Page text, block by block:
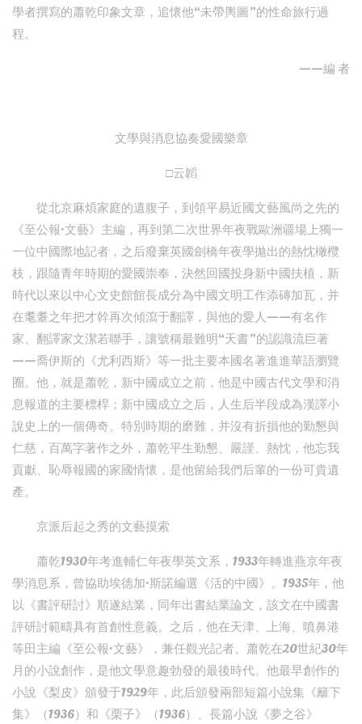
學者撰寫的蕭乾印象文章，追懷他“未帶輿圖”的性命旅行過
程。
——編 者
文學與消息協奏愛國樂章
□云韜
從北京麻煩家庭的遺腹子，到領平易近國文藝風尚之先的
《至公報·文藝》主編，再到第二次世界年夜戰歐洲疆場上獨一
一位中國際地記者，之后廢棄英國劍橋年夜學拋出的熱忱橄欖
枝，跟隨青年時期的愛國崇奉，決然回國投身新中國扶植，新
時代以來以中心文史館館長成分為中國文明工作添磚加瓦，并
在耄耋之年把才幹再次傾瀉于翻譯，與他的愛人——有名作
家、翻譯家文潔若聯手，讓號稱最難明“天書”的認識流巨著
——喬伊斯的《尤利西斯》等一批主要本國名著進進華語瀏覽
圈。他，就是蕭乾，新中國成立之前，他是中國古代文學和消
息報道的主要標桿；新中國成立之后，人生后半段成為漢譯小
說史上的一個傳奇。特別時期的磨難，并沒有折損他的勤懇與
仁慈，百萬字著作之外，蕭乾平生勤懇、嚴謹、熱忱，他忘我
貢獻、恥辱報國的家國情懷，是他留給我們后輩的一份可貴遺
產。
京派后起之秀的文藝摸索
蕭乾1930年考進輔仁年夜學英文系，1933年轉進燕京年夜
學消息系，曾協助埃德加·斯諾編選《活的中國》。1935年，他
以《書評研討》順遂結業，同年出書結業論文，該文在中國書
評研討範疇具有首創性意義。之后，他在天津、上海、噴鼻港
等田主編《至公報·文藝》，兼任觀光記者。蕭乾在20世紀30年
月的小說創作，是他文學意趣勃發的最後時代。他最早創作的
小說《梨皮》頒發于1929年，此后頒發兩部短篇小說集《籬下
集》（1936）和《栗子》（1936）、長篇小說《夢之谷》